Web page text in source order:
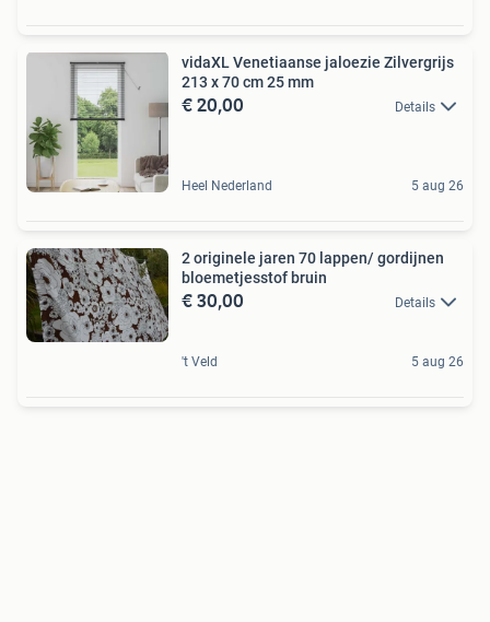
vidaXL Venetiaanse jaloezie Zilvergrijs
213 x 70 cm 25 mm
€ 20,00 Details
Heel Nederland 5 aug 26
2 originele jaren 70 lappen/ gordijnen
bloemetjesstof bruin
€ 30,00 Details
't Veld 5 aug 26